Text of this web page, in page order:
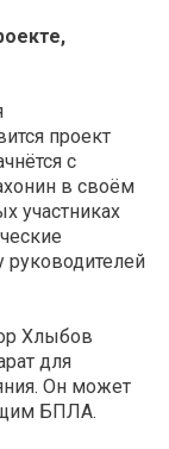
проект
с
в своём
участниках
руководителей
Хлыбов
для
Он может
БПЛА.